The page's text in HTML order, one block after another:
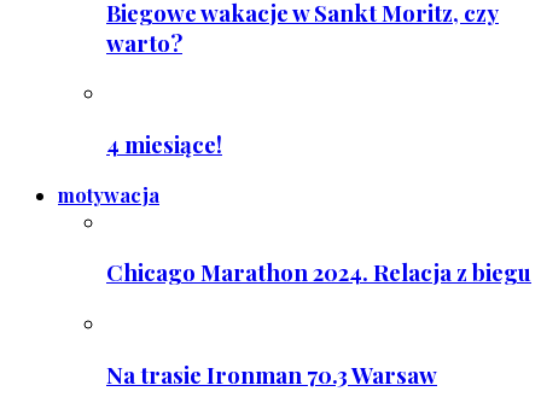
Biegowe wakacje w Sankt Moritz, czy
warto?
4 miesiące!
motywacja
Chicago Marathon 2024. Relacja z biegu
Na trasie Ironman 70.3 Warsaw